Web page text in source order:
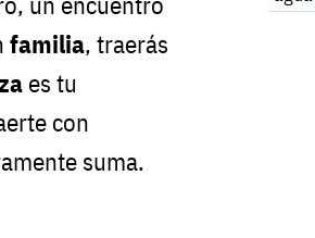
familia, traerás
es tu
con
suma.